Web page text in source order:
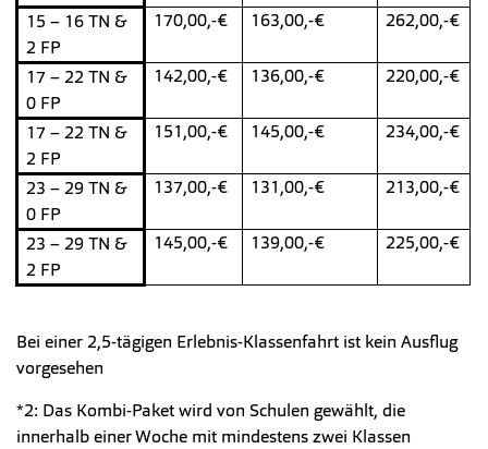
15 – 16 TN &
2 FP
170,00,-€ 163,00,-€ 262,00,-€
17 – 22 TN &
0 FP
142,00,-€ 136,00,-€ 220,00,-€
17 – 22 TN &
2 FP
151,00,-€ 145,00,-€ 234,00,-€
23 – 29 TN &
0 FP
137,00,-€ 131,00,-€ 213,00,-€
23 – 29 TN &
2 FP
145,00,-€ 139,00,-€ 225,00,-€
Bei einer 2,5-tägigen Erlebnis-Klassenfahrt ist kein Ausflug
vorgesehen
*2: Das Kombi-Paket wird von Schulen gewählt, die
innerhalb einer Woche mit mindestens zwei Klassen